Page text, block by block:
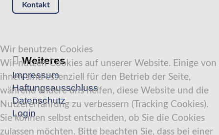
Kontakt
Weiteres
Impressum
Haftungsausschluss
Datenschutz
Login
Wir benutzen Cookies
Wir nutzen Cookies auf unserer Website. Einige von
ihnen sind essenziell für den Betrieb der Seite,
während andere uns helfen, diese Website und die
Nutzererfahrung zu verbessern (Tracking Cookies).
Sie können selbst entscheiden, ob Sie die Cookies
zulassen möchten. Bitte beachten Sie, dass bei einer